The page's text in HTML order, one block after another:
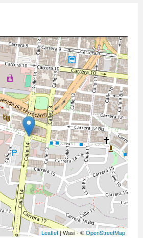
Leaflet| Wasi - ©OpenStreetMap